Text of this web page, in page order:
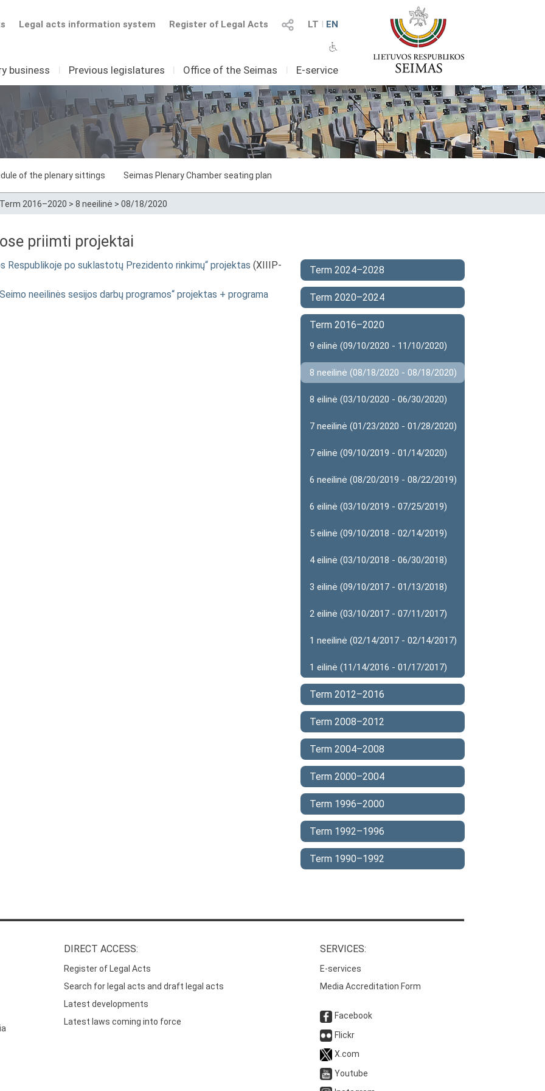
LT I EN
Register of Legal Acts
Legal acts information system
business I Previous legislatures I Office of the Seimas I E-service
of the plenary sittings Seimas Plenary Chamber seating plan
Term 2016–2020 > 8 neeilinė > 08/18/2020
priimti projektai
Respublikoje po suklastotų Prezidento rinkimų“ projektas (XIIIP-
neeilinės sesijos darbų programos“ projektas + programa
Term 2024–2028
Term 2020–2024
Term 2016–2020
9 eilinė (09/10/2020 - 11/10/2020)
8 neeilinė (08/18/2020 - 08/18/2020)
8 eilinė (03/10/2020 - 06/30/2020)
7 neeilinė (01/23/2020 - 01/28/2020)
7 eilinė (09/10/2019 - 01/14/2020)
6 neeilinė (08/20/2019 - 08/22/2019)
6 eilinė (03/10/2019 - 07/25/2019)
5 eilinė (09/10/2018 - 02/14/2019)
4 eilinė (03/10/2018 - 06/30/2018)
3 eilinė (09/10/2017 - 01/13/2018)
2 eilinė (03/10/2017 - 07/11/2017)
1 neeilinė (02/14/2017 - 02/14/2017)
1 eilinė (11/14/2016 - 01/17/2017)
Term 2012–2016
Term 2008–2012
Term 2004–2008
Term 2000–2004
Term 1996–2000
Term 1992–1996
Term 1990–1992
DIRECT ACCESS:
Register of Legal Acts
Search for legal acts and draft legal acts
Latest developments
Latest laws coming into force
SERVICES:
E-services
Media Accreditation Form
Facebook
Flickr
X.com
Youtube